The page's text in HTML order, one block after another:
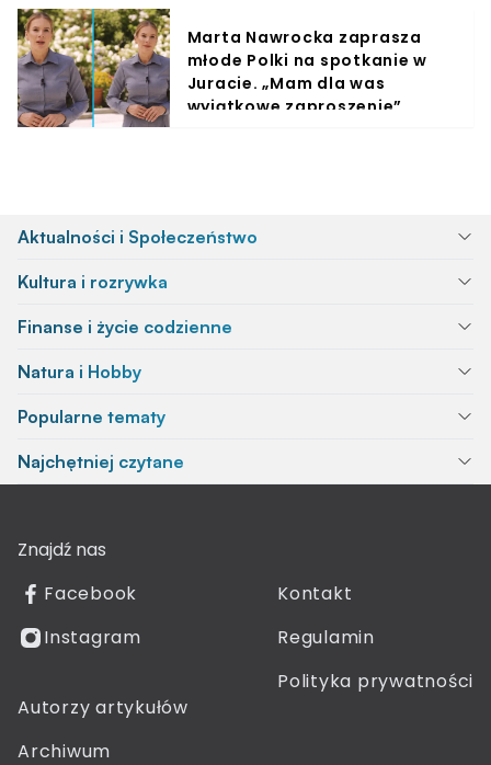
Marta Nawrocka zaprasza
młode Polki na spotkanie w
Juracie. „Mam dla was
wyjątkowe zaproszenie”
Aktualności i Społeczeństwo
Kultura i rozrywka
Finanse i życie codzienne
Natura i Hobby
Popularne tematy
Najchętniej czytane
Znajdź nas
Facebook
Instagram
Kontakt
Regulamin
Polityka prywatności
Autorzy artykułów
Archiwum